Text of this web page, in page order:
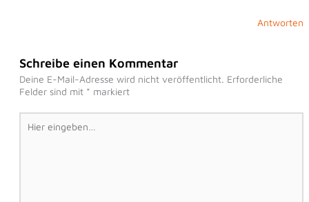
Antworten
Schreibe einen Kommentar
Deine E-Mail-Adresse wird nicht veröffentlicht. Erforderliche
Felder sind mit * markiert
Hier
eingeben…